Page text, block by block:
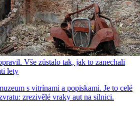
Vše zůstalo tak, jak to zanechali
lety
s vitrínami a popiskami. Je to celé
zrezivělé vraky aut na silnici.